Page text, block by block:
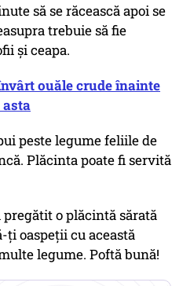
să se răcească apoi se
trebuie să fie
și ceapa.
ouăle crude înainte
asta
peste legume feliile de
Plăcinta poate fi servită
o plăcintă sărată
ți oaspeții cu această
legume. Poftă bună!